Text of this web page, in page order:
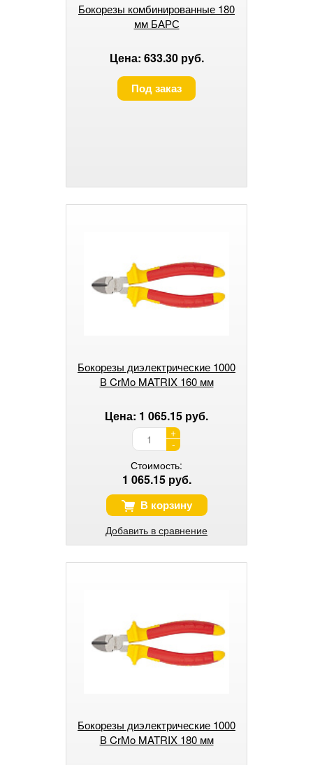
Бокорезы комбинированные 180
мм БАРС
Цена: 633.30 руб.
Под заказ
Бокорезы диэлектрические 1000
В CrMo MATRIX 160 мм
Цена: 1 065.15 руб.
+
-
Стоимость:
1 065.15 руб.
В корзину
Добавить в сравнение
Бокорезы диэлектрические 1000
В CrMo MATRIX 180 мм